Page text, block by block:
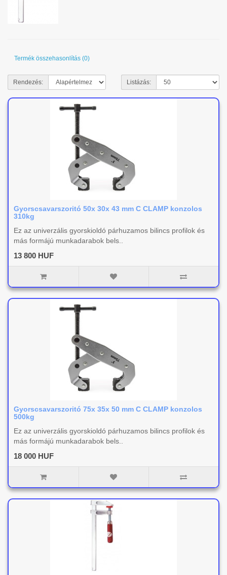
Termék összehasonlítás (0)
Rendezés: Listázás:
Gyorscsavarszoritó 50x 30x 43 mm C CLAMP konzolos
310kg
Ez az univerzális gyorskioldó párhuzamos bilincs profilok és
más formájú munkadarabok bels..
13 800 HUF
Gyorscsavarszoritó 75x 35x 50 mm C CLAMP konzolos
500kg
Ez az univerzális gyorskioldó párhuzamos bilincs profilok és
más formájú munkadarabok bels..
18 000 HUF